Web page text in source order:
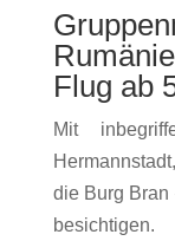
Flug ab
Mit
die Burg Bran
besichtigen.